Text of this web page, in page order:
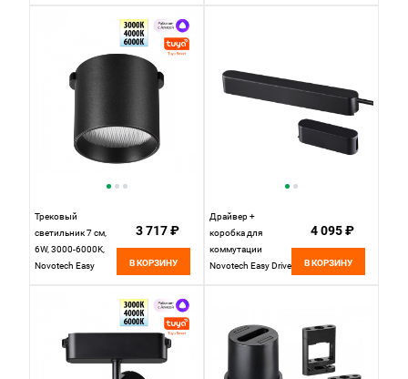
Трековый
светильник 7 см,
6W, 3000-6000K,
Novotech Easy
3 717 ₽
В КОРЗИНУ
Драйвер +
коробка для
коммутации
Novotech Easy Drive
4 095 ₽
В КОРЗИНУ